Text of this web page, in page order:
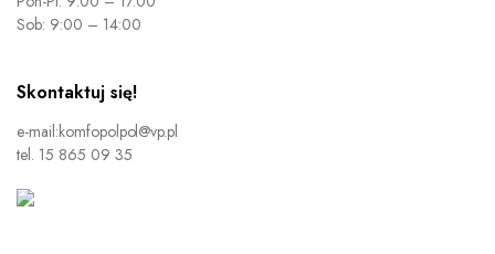
Sob: 9:00 – 14:00
Skontaktuj się!
e-mail:komfopolpol@vp.pl
tel. 15 865 09 35